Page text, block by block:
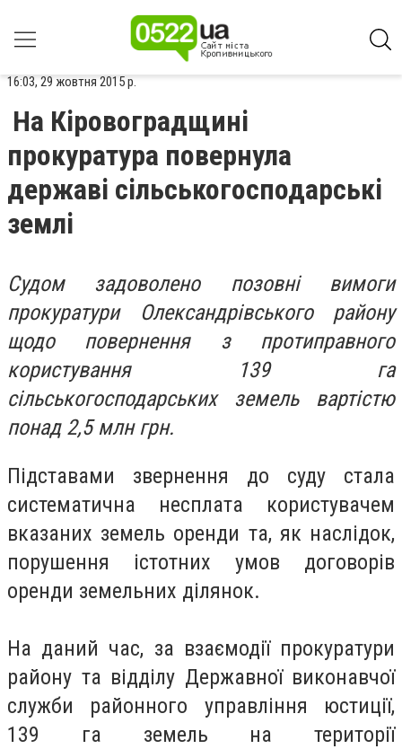
16:03, 29 жовтня 2015 р.
На Кіровоградщині
прокуратура повернула
державі сільськогосподарські
землі
Судом задоволено позовні вимоги
прокуратури Олександрівського району
щодо повернення з протиправного
користування 139 га
сільськогосподарських земель вартістю
понад 2,5 млн грн.
Підставами звернення до суду стала
систематична несплата користувачем
вказаних земель оренди та, як наслідок,
порушення істотних умов договорів
оренди земельних ділянок.
На даний час, за взаємодії прокуратури
району та відділу Державної виконавчої
служби районного управління юстиції,
139 га земель на території